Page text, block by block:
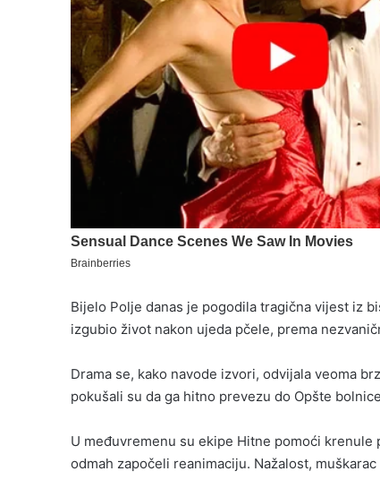
Bijelo Polje danas je pogodila tragična vijest iz
izgubio život nakon ujeda pčele, prema
Drama se, kako navode izvori, odvijala veoma
pokušali su da ga hitno prevezu do Opšte
U međuvremenu su ekipe Hitne pomoći
odmah započeli reanimaciju. Nažalost,